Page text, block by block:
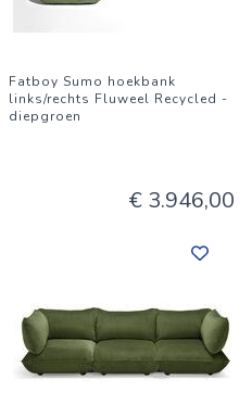
Fatboy Sumo hoekbank
links/rechts Fluweel Recycled -
diepgroen
€ 3.946,00